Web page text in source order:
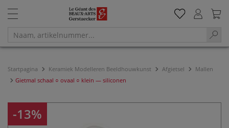
Startpagina Keramiek Modelleren Beeldhouwkunst Afgietsel
Mallen
Gietmal schaal ○ ovaal ○ klein — siliconen
-13%